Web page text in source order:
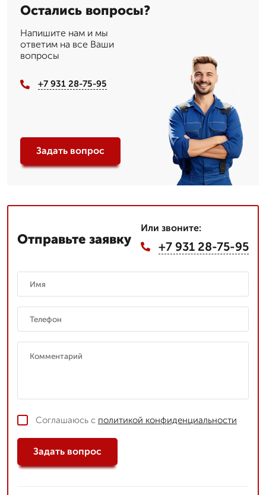
Остались вопросы?
Напишите нам и мы
ответим на все Ваши
вопросы
+7 931 28-75-95
Задать вопрос
Отправьте заявку
Или звоните:
+7 931 28-75-95
Соглашаюсь с политикой конфиденциальности
Задать вопрос